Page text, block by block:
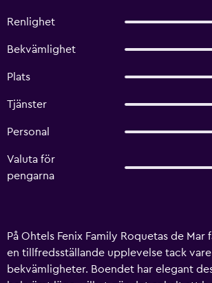
Renlighet
Bekvämlighet
Plats
Tjänster
Personal
Valuta för
pengarna
På Ohtels Fenix Family Roquetas de Mar
en tillfredsställande upplevelse tack
bekvämligheter. Boendet har elegant